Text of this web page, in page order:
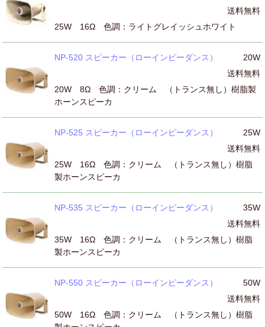
送料無料
25W 16Ω 色調：ライトグレイッシュホワイト
NP-520 スピーカー（ローインピーダンス）
20W
送料無料
20W 8Ω 色調：クリーム （トランス無し）樹脂製
ホーンスピーカ
NP-525 スピーカー（ローインピーダンス）
25W
送料無料
25W 16Ω 色調：クリーム （トランス無し）樹脂
製ホーンスピーカ
NP-535 スピーカー（ローインピーダンス）
35W
送料無料
35W 16Ω 色調：クリーム （トランス無し）樹脂
製ホーンスピーカ
NP-550 スピーカー（ローインピーダンス）
50W
送料無料
50W 16Ω 色調：クリーム （トランス無し）樹脂